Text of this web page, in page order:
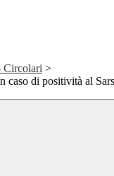
>
caso di positività al